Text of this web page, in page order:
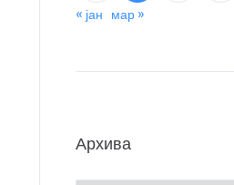
« јан мар »
Архива